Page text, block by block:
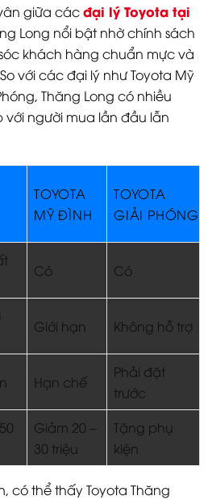
giữa cácđại lý Toyota tại
Long nổi bật nhờ chính sách
khách hàng chuẩn mực và
với các đại lý như Toyota Mỹ
Thăng Long có nhiều
với người mua lần đầu lẫn
TOYOTA
MỸ ĐÌNH
TOYOTA
GIẢI PHÓNG
Có Có
Giới hạn Không hỗ trợ
Hạn chế
Phải đặt
trước
Giảm 20 –
30 triệu
Tặng phụ
kiện
có thể thấy Toyota Thăng